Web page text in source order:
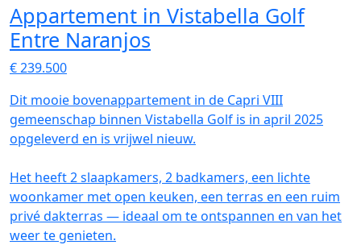
Appartement in Vistabella Golf
Entre Naranjos
€ 239.500
Dit mooie bovenappartement in de Capri VIII
gemeenschap binnen Vistabella Golf is in april 2025
opgeleverd en is vrijwel nieuw.
Het heeft 2 slaapkamers, 2 badkamers, een lichte
woonkamer met open keuken, een terras en een ruim
privé dakterras — ideaal om te ontspannen en van het
weer te genieten.